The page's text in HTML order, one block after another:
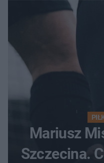
Mariusz
Szczecina.